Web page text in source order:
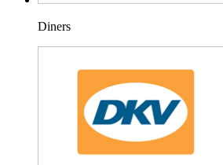
Diners